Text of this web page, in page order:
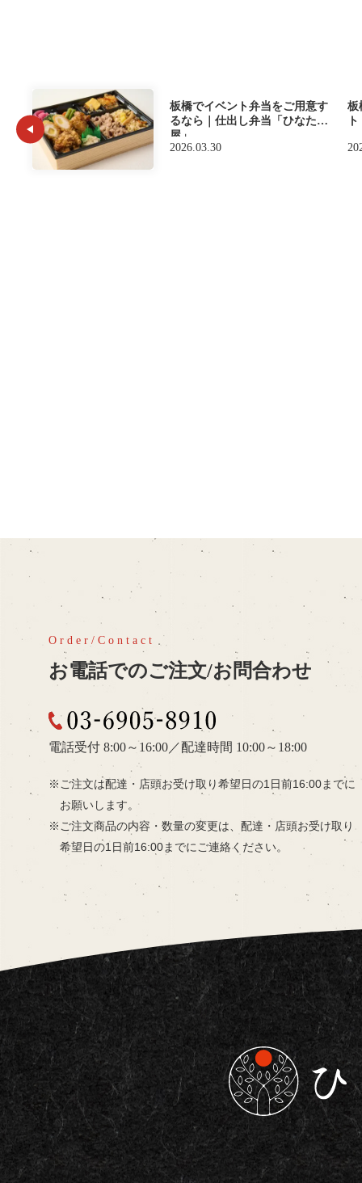
板橋でイベント弁当をご用意す
るなら｜仕出し弁当「ひなた
屋」
2026.03.30
板
ト
お電話でのご注文/お問合わせ
03-6905-8910
電話受付 8:00～16:00 ／配達時間 10:00～18:00
ご注文は配達・店頭お受け取り希望日の1日前16:00までに
お願いします。
ご注文商品の内容・数量の変更は、 配達・店頭お受け取り
希望日の1日前16:00までにご連絡ください。
東京都板橋区で仕出